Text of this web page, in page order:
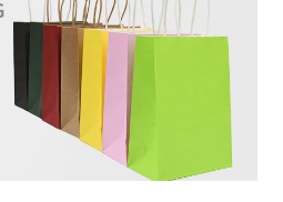
العالمية
PORTUGUÉS
PYCCKИЙ
ITALIANO
ESPAÑOL